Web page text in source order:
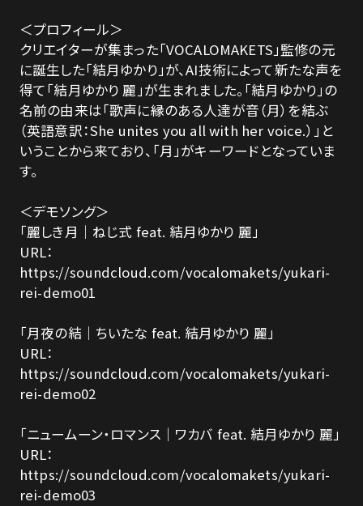
＜プロフィール＞
クリエイターが集まった「VOCALOMAKETS」監修の元
に誕生した「結月ゆかり」が、AI技術によって新たな声を
得て「結月ゆかり 麗」が生まれました。「結月ゆかり」の
名前の由来は「歌声に縁のある人達が音（月）を結ぶ
（英語意訳：She unites you all with her voice.）」と
いうことから来ており、「月」がキーワードとなっていま
す。
＜デモソング＞
「麗しき月｜ねじ式 feat. 結月ゆかり 麗」
URL：
https://soundcloud.com/vocalomakets/yukari-
rei-demo01
「月夜の結｜ちいたな feat. 結月ゆかり 麗」
URL：
https://soundcloud.com/vocalomakets/yukari-
rei-demo02
「ニュームーン・ロマンス｜ワカバ feat. 結月ゆかり 麗」
URL：
https://soundcloud.com/vocalomakets/yukari-
rei-demo03